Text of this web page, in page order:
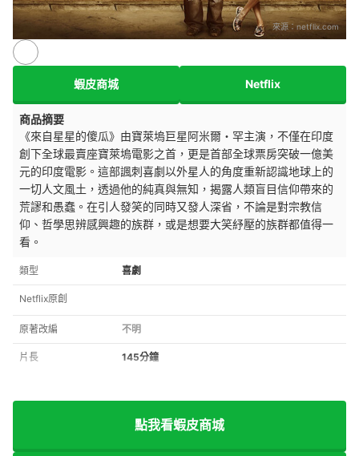
來源：netflix.com
蝦皮商城 Netflix
商品摘要
《來自星星的傻瓜》由寶萊塢巨星阿米爾・罕主演，不僅在印度
創下全球最賣座寶萊塢電影之首，更是首部全球票房突破一億美
元的印度電影。這部諷刺喜劇以外星人的角度重新認識地球上的
一切人文風土，透過他的純真與無知，揭露人類盲目信仰帶來的
荒謬和愚蠢。在引人發笑的同時又發人深省，不論是對宗教信
仰、哲學思辨感興趣的族群，或是想要大笑紓壓的族群都值得一
看。
類型 喜劇
Netflix原創
原著改編 不明
片長 145分鐘
點我看蝦皮商城